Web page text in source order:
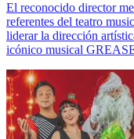
El reconocido director
referentes del teatro
liderar la dirección
icónico musical